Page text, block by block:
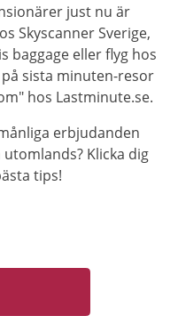
just nu är
Skyscanner Sverige,
baggage eller flyg hos
sista minuten-resor
hos Lastminute.se.
erbjudanden
utomlands? Klicka dig
tips!